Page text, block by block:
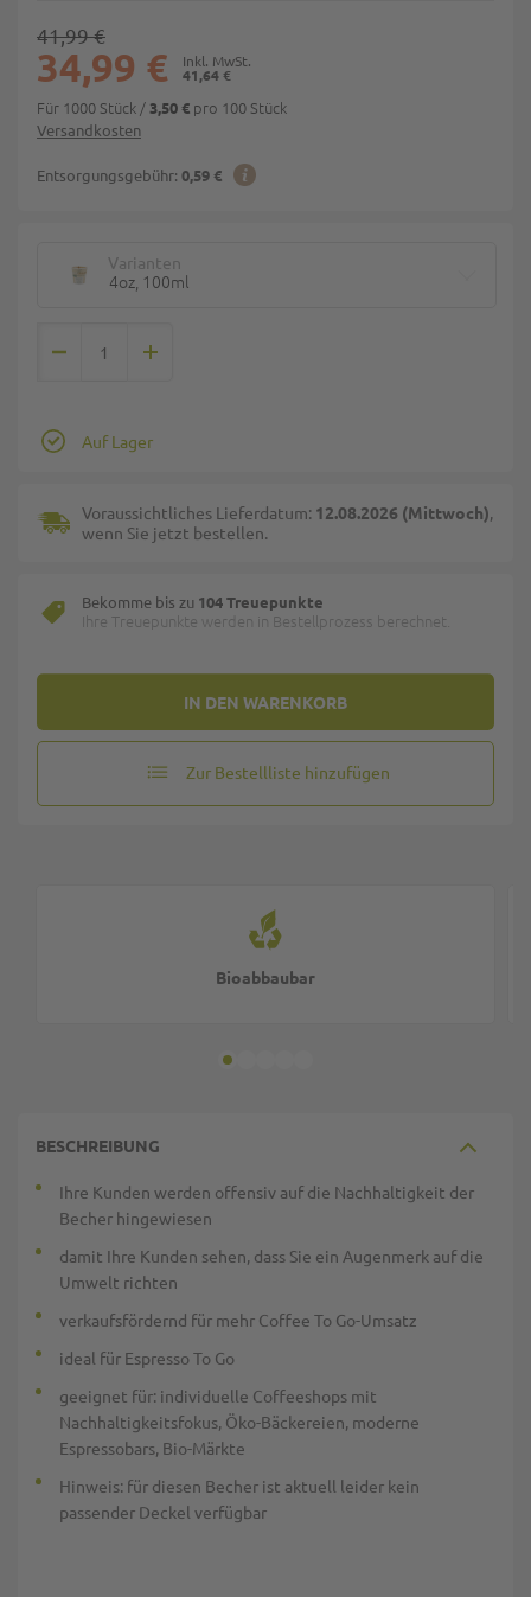
Versandkosten
Entsorgungsgebühr: 0,59 €
41,64 €
34,99 €
41,99 €
Für 1000 Stück /3,50 € pro 100 Stück
Varianten
4oz, 100ml
IN DEN WARENKORB
Auf Lager
Voraussichtliches Lieferdatum: 12.08.2026 (Mittwoch),
wenn Sie jetzt bestellen.
Bekomme bis zu 104 Treuepunkte
Ihre Treuepunkte werden in Bestellprozess berechnet.
Zur Bestellliste hinzufügen
Bioabbaubar
BESCHREIBUNG
Ihre Kunden werden offensiv auf die Nachhaltigkeit der
Becher hingewiesen
damit Ihre Kunden sehen, dass Sie ein Augenmerk auf die
Umwelt richten
verkaufsfördernd für mehr Coffee To Go-Umsatz
ideal für Espresso To Go
geeignet für: individuelle Coffeeshops mit
Nachhaltigkeitsfokus, Öko-Bäckereien, moderne
Espressobars, Bio-Märkte
Hinweis: für diesen Becher ist aktuell leider kein
passender Deckel verfügbar